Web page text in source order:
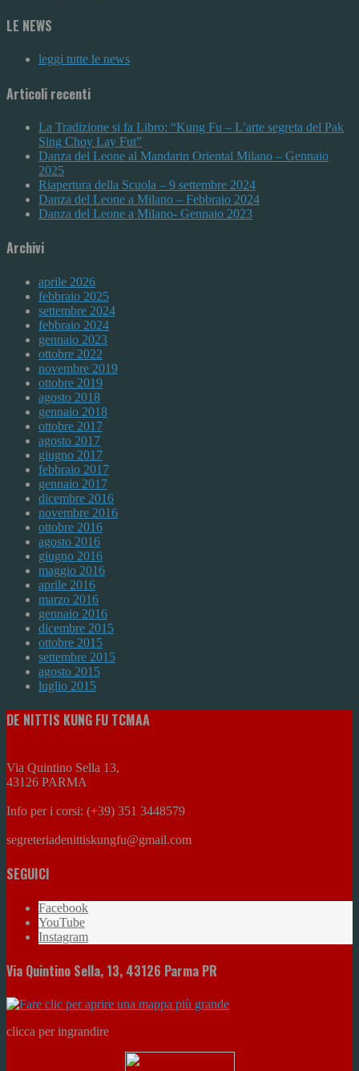
LE NEWS
leggi tutte le news
Articoli recenti
La Tradizione si fa Libro: “Kung Fu – L’arte segreta del Pak
Sing Choy Lay Fut”
Danza del Leone al Mandarin Oriental Milano – Gennaio
2025
Riapertura della Scuola – 9 settembre 2024
Danza del Leone a Milano – Febbraio 2024
Danza del Leone a Milano- Gennaio 2023
Archivi
aprile 2026
febbraio 2025
settembre 2024
febbraio 2024
gennaio 2023
ottobre 2022
novembre 2019
ottobre 2019
agosto 2018
gennaio 2018
ottobre 2017
agosto 2017
giugno 2017
febbraio 2017
gennaio 2017
dicembre 2016
novembre 2016
ottobre 2016
agosto 2016
giugno 2016
maggio 2016
aprile 2016
marzo 2016
gennaio 2016
dicembre 2015
ottobre 2015
settembre 2015
agosto 2015
luglio 2015
DE NITTIS KUNG FU TCMAA
Via Quintino Sella 13,
43126 PARMA
Info per i corsi: (+39) 351 3448579
segreteriadenittiskungfu@gmail.com
SEGUICI
Facebook
YouTube
Instagram
Via Quintino Sella, 13, 43126 Parma PR
clicca per ingrandire